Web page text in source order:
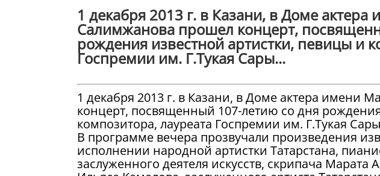
1 декабря 2013 г. в Казани, в Доме
Салимжанова прошел концерт,
рождения известной артистки, певицы и
Госпремии им. Г.Тукая Сары...
1 декабря 2013 г. в Казани, в Доме актера имени
концерт, посвященный 107-летию со дня
композитора, лауреата Госпремии им. Г.Тукая
В программе вечера прозвучали произведения
исполнении народной артистки Татарстана,
заслуженного деятеля искусств, скрипача Марата